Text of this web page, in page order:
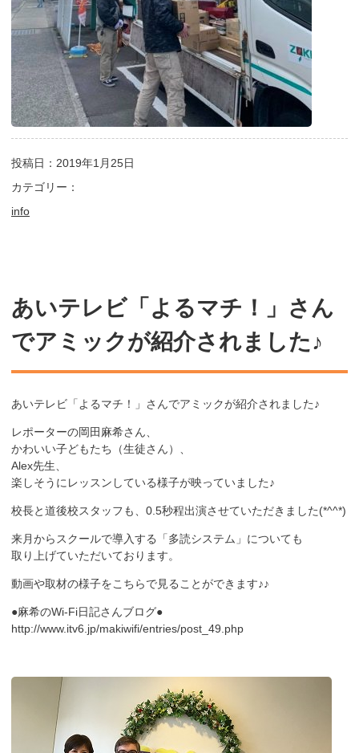
投稿日：2019年1月25日
カテゴリー：
info
あいテレビ「よるマチ！」さん
でアミックが紹介されました♪
あいテレビ「よるマチ！」さんでアミックが紹介されました♪
レポーターの岡田麻希さん、
かわいい子どもたち（生徒さん）、
Alex先生、
楽しそうにレッスンしている様子が映っていました♪
校長と道後校スタッフも、0.5秒程出演させていただきました(*^^*)
来月からスクールで導入する「多読システム」についても
取り上げていただいております。
動画や取材の様子をこちらで見ることができます♪♪
●麻希のWi-Fi日記さんブログ●
http://www.itv6.jp/makiwifi/entries/post_49.php